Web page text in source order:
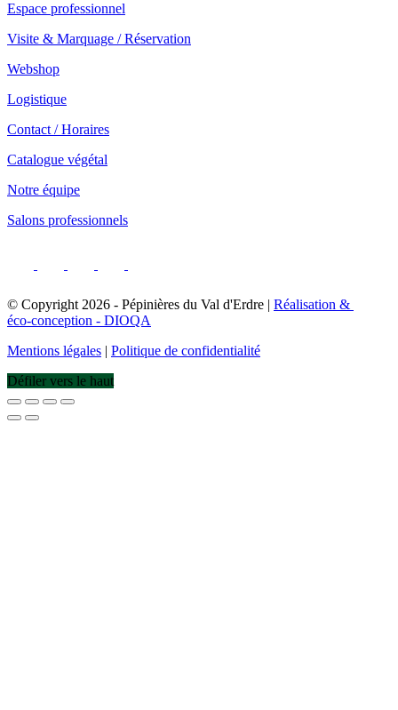
Espace professionnel
Visite & Marquage / Réservation
Webshop
Logistique
Contact / Horaires
Catalogue végétal
Notre équipe
Salons professionnels
© Copyright 2026 - Pépinières du Val d'Erdre | Réalisation &
éco-conception - DIOQA
Mentions légales | Politique de confidentialité
Défiler vers le haut